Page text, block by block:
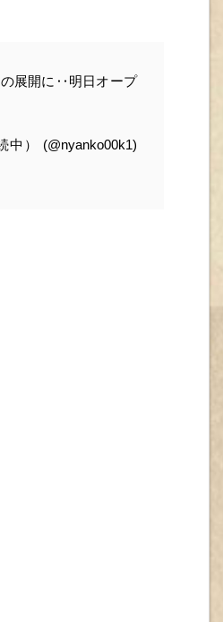
展開に‥明日オープ
） (@nyanko00k1)